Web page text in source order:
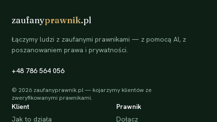
zaufanyprawnik.pl
Łączymy ludzi z zaufanymi prawnikami — z pomocą AI, z
poszanowaniem prawa i prywatności.
+48 786 564 056
© 2026 zaufanyprawnik.pl — kojarzymy klientów ze
zweryfikowanymi prawnikami.
Klient
Jak to działa
Prawnik
Dołącz